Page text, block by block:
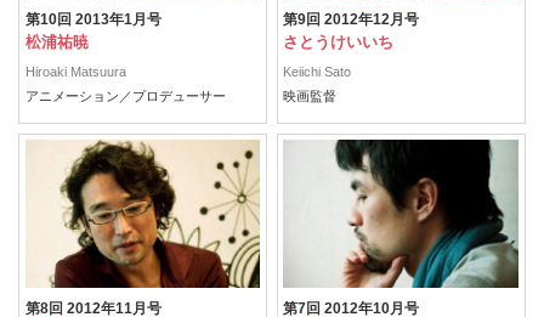
第10回 2013年1月号
松浦祐暁
Hiroaki Matsuura
アニメーション／プロデューサー
第9回 2012年12月号
さとうけいいち
Keiichi Sato
映画監督
第8回 2012年11月号 第7回 2012年10月号